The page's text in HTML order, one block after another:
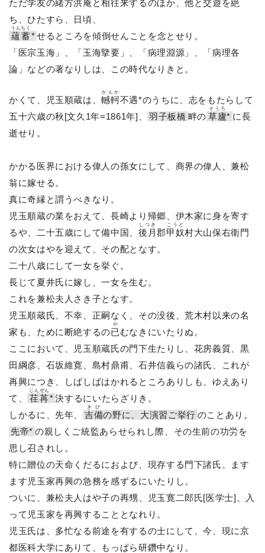
ただ学友の緒方洪庵と相往来するのほか、他と交遊を絶
ち、ひたすら、日頃、
蘊蓄
うんちく
*せるところを傾倒せんことを念とせり。
「医宗玉海」、「玉海擥要」、「病理淵源」、「病理各
論」などの著なりしは、この時代なりきと。
かくて、児玉順蔵は、轗軻
かんか
不遇*のうちに、志をもたらして
五十六歳の秋[文久1年=1861年]、
羽子板橋 畔の 草廬
そうろ
* に長
逝せり。
かかる医界における偉人の孫女にして、商界の偉人、兼松
翁に嫁せる。
真に奇縁と謂うべきなり。
児玉順蔵の業をおえて、長崎より帰郷、伊木家に身を寄す
るや、二十五歳にして備中国、 後月
しつき
郡甲奴
こうど
村大山保右衛門
の次女はやを迎えて、その配となす。
二十八歳にして一女を挙ぐ。
長じて夏井氏に嫁し、一女を生む。
これを兼松夫人さき子となす。
児玉順蔵氏、不幸、正嗣なく、その没後、荒木村以来の名
家も、ために断絶するの已
や
むなきにいたりぬ。
ここにおいて、児玉順蔵氏の門下生たりし、花房義質、黒
田綱彦、石坂維寛、島村鼎甫、石井信義らの諸氏、これが
再興につき、しばしばはかれるところありしも、ゆえあり
て、
荏苒
じんぜん
* 決するにいたらざりき。
しかるに、先年、
吉備
きび
の野に、大演習ご挙行 のことあり。
先帝* の親しくご統監あらせられし際、その生前の功労を
思し召されし。
特に贈位の天命くだるにおよび、現存する門下諸氏、ます
ます児玉家再興の急務を感ずるにいたりし。
ついに、兼松夫人はや子の再甥、児玉寛二郎氏[医学士]、入
って児玉家を再興することとなれり。
児玉氏は、多忙なる前途を有するの士にして、今、現に京
都医科大学にありて、もっぱら研鑽中なり。